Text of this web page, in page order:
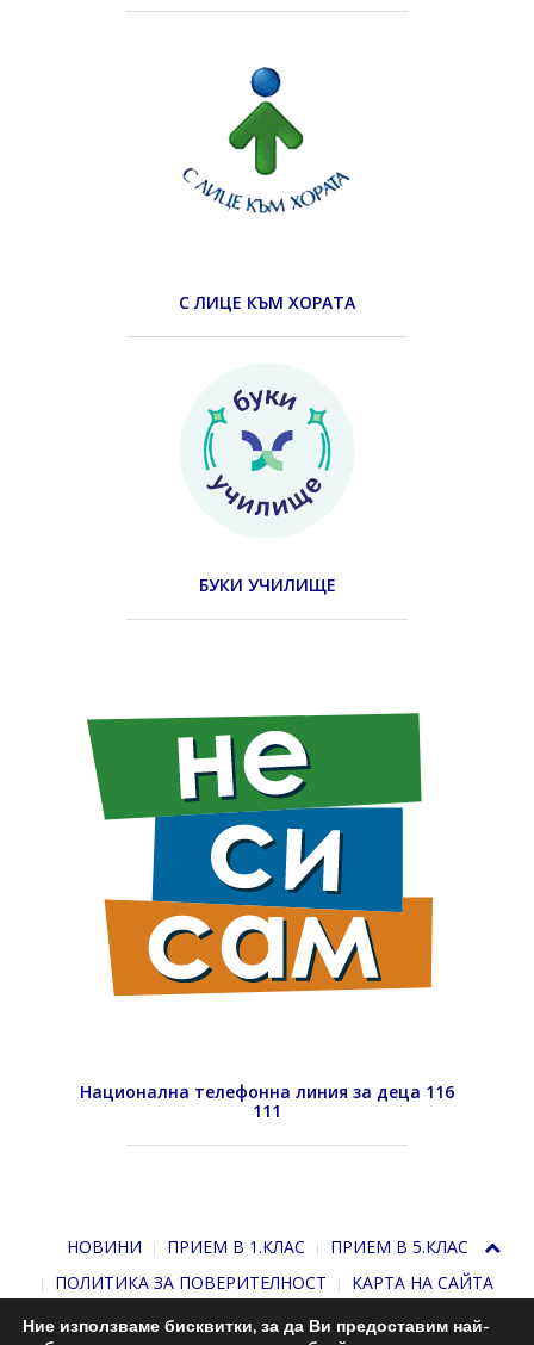
С ЛИЦЕ КЪМ ХОРАТА
БУКИ УЧИЛИЩЕ
Национална телефонна линия за деца 116
111
НОВИНИ ПРИЕМ В 1.КЛАС
ПРИЕМ В 5.КЛАС
ПОЛИТИКА ЗА ПОВЕРИТЕЛНОСТ
КАРТА НА САЙТА
Ние използваме бисквитки, за да Ви предоставим най-